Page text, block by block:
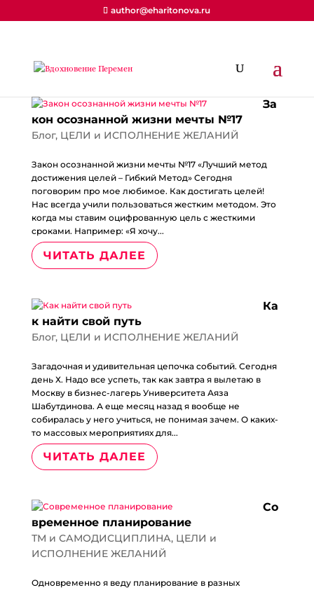
author@eharitonova.ru
За
кон осознанной жизни мечты №17
Блог, ЦЕЛИ и ИСПОЛНЕНИЕ ЖЕЛАНИЙ
Закон осознанной жизни мечты №17 «Лучший метод
достижения целей – Гибкий Метод» Сегодня
поговорим про мое любимое. Как достигать целей!
Нас всегда учили пользоваться жестким методом. Это
когда мы ставим оцифрованную цель с жесткими
сроками. Например: «Я хочу...
ЧИТАТЬ ДАЛЕЕ
Ка
к найти свой путь
Блог, ЦЕЛИ и ИСПОЛНЕНИЕ ЖЕЛАНИЙ
Загадочная и удивительная цепочка событий. Сегодня
день Х. Надо все успеть, так как завтра я вылетаю в
Москву в бизнес-лагерь Университета Аяза
Шабутдинова. А еще месяц назад я вообще не
собиралась у него учиться, не понимая зачем. О каких-
то массовых мероприятиях для...
ЧИТАТЬ ДАЛЕЕ
Со
временное планирование
ТМ и САМОДИСЦИПЛИНА, ЦЕЛИ и
ИСПОЛНЕНИЕ ЖЕЛАНИЙ
Одновременно я веду планирование в разных